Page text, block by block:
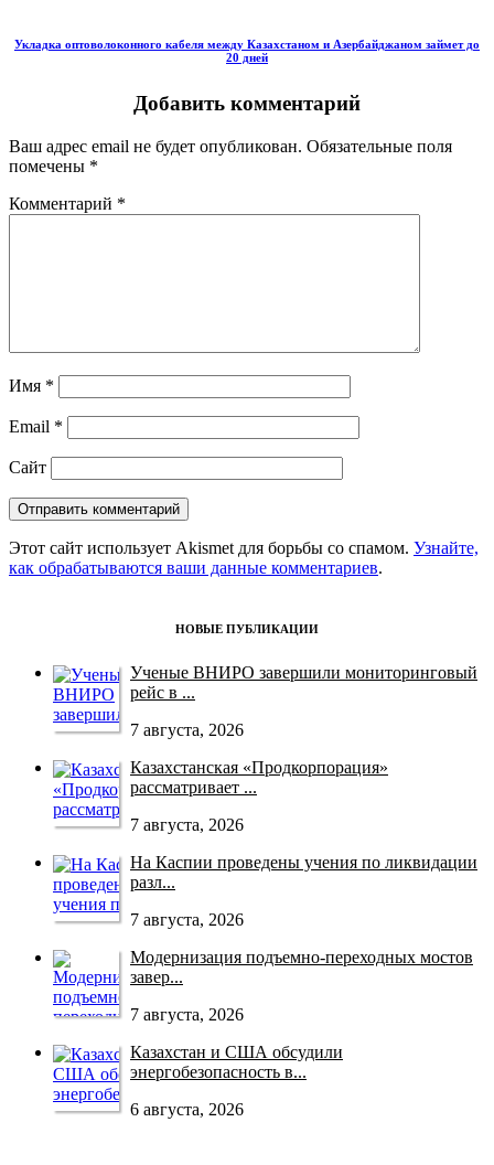
Укладка оптоволоконного кабеля между Казахстаном и Азербайджаном займет до
20 дней
Добавить комментарий
Ваш адрес email не будет опубликован. Обязательные поля
помечены *
Комментарий *
Имя *
Email *
Сайт
Этот сайт использует Akismet для борьбы со спамом. Узнайте,
как обрабатываются ваши данные комментариев.
НОВЫЕ ПУБЛИКАЦИИ
Ученые ВНИРО завершили мониторинговый
рейс в ...
7 августа, 2026
Казахстанская «Продкорпорация»
рассматривает ...
7 августа, 2026
На Каспии проведены учения по ликвидации
разл...
7 августа, 2026
Модернизация подъемно-переходных мостов
завер...
7 августа, 2026
Казахстан и США обсудили
энергобезопасность в...
6 августа, 2026